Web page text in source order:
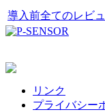
導入前全てのレビ
リンク
プライバシー